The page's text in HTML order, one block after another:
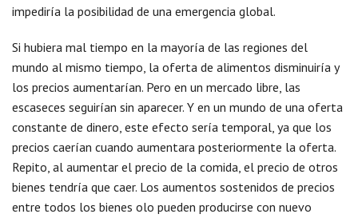
impediría la posibilidad de una emergencia global.
Si hubiera mal tiempo en la mayoría de las regiones del
mundo al mismo tiempo, la oferta de alimentos disminuiría y
los precios aumentarían. Pero en un mercado libre, las
escaseces seguirían sin aparecer. Y en un mundo de una oferta
constante de dinero, este efecto sería temporal, ya que los
precios caerían cuando aumentara posteriormente la oferta.
Repito, al aumentar el precio de la comida, el precio de otros
bienes tendría que caer. Los aumentos sostenidos de precios
entre todos los bienes olo pueden producirse con nuevo